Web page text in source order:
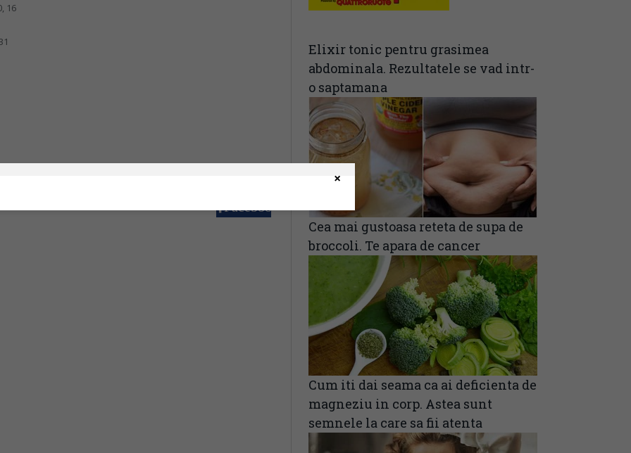
16
Facebook
Elixir tonic pentru grasimea
abdominala. Rezultatele se vad intr-
o saptamana
Cea mai gustoasa reteta de supa de
broccoli. Te apara de cancer
Cum iti dai seama ca ai deficienta de
magneziu in corp. Astea sunt
semnele la care sa fii atenta
×